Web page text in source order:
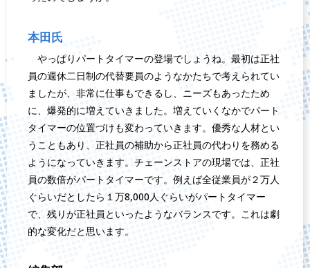
本田氏
やっぱりパートタイマーの登場でしょうね。最初は正社
員の週休二日制の代替要員のようなかたちで考えられてい
ましたが、非常に仕事もできるし、ニーズもあったため
に、爆発的に増えていきました。増えていくなかでパート
タイマーの位置づけも変わっていきます。優秀な人材とい
うこともあり、正社員の補助から正社員の代わりを務める
ようになっていきます。チェーンストアの現場では、正社
員の数倍がパートタイマーです。例えば全従業員が２万人
ぐらいだとしたら１万8,000人ぐらいがパートタイマー
で、残りが正社員といったようなバランスです。これは劇
的な変化だと思います。